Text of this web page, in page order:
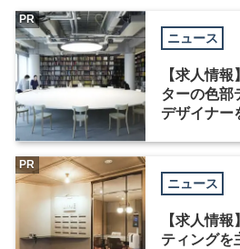
ニュース
【求人情
ターの色部
デザイナー
PR
ニュース
【求人情
ティングを
PR